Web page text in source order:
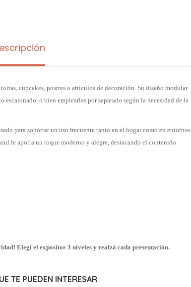
cupcakes, postres o artículos de decoración. Su diseño modular
o bien emplearlas por separado según la necesidad de la
para soportar un uso frecuente tanto en el hogar como en entornos
le aporta un toque moderno y alegre, destacando el contenido
Elegí el expositor 3 niveles y realzá cada presentación.
TE PUEDEN INTERESAR